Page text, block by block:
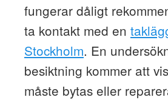
fungerar dåligt
ta kontakt med en
Stockholm. En
besiktning kommer att
måste bytas eller